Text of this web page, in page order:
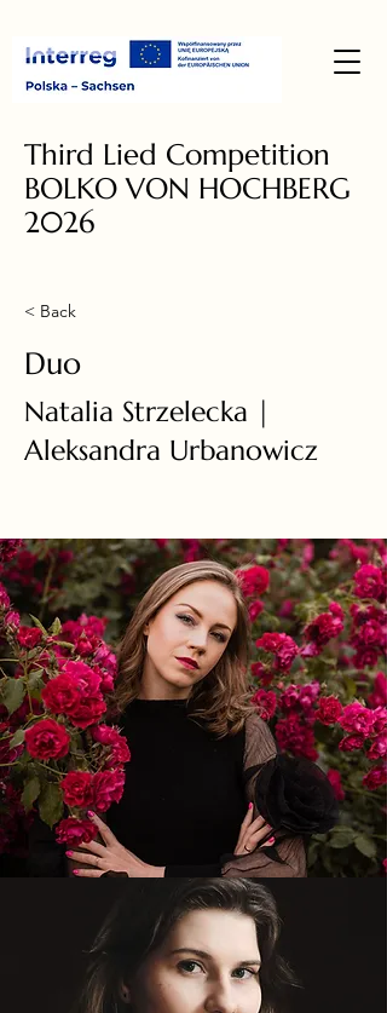
Third Lied Competition
BOLKO VON HOCHBERG
2026
< Back
Duo
Natalia Strzelecka |
Aleksandra Urbanowicz